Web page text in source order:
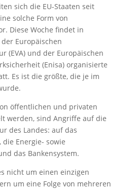
sich die EU-Staaten seit
solche Form von
Diese Woche findet in
Europäischen
(EVA) und der Europäischen
(Enisa) organisierte
Es ist die größte, die je im
öffentlichen und privaten
werden, sind Angriffe auf die
des Landes: auf das
die Energie- sowie
das Bankensystem.
nicht um einen einzigen
um eine Folge von mehreren